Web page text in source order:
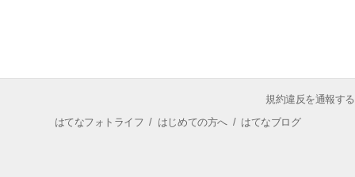
規約違反を通報する
はてなフォトライフ / はじめての方へ/ はてなブログ